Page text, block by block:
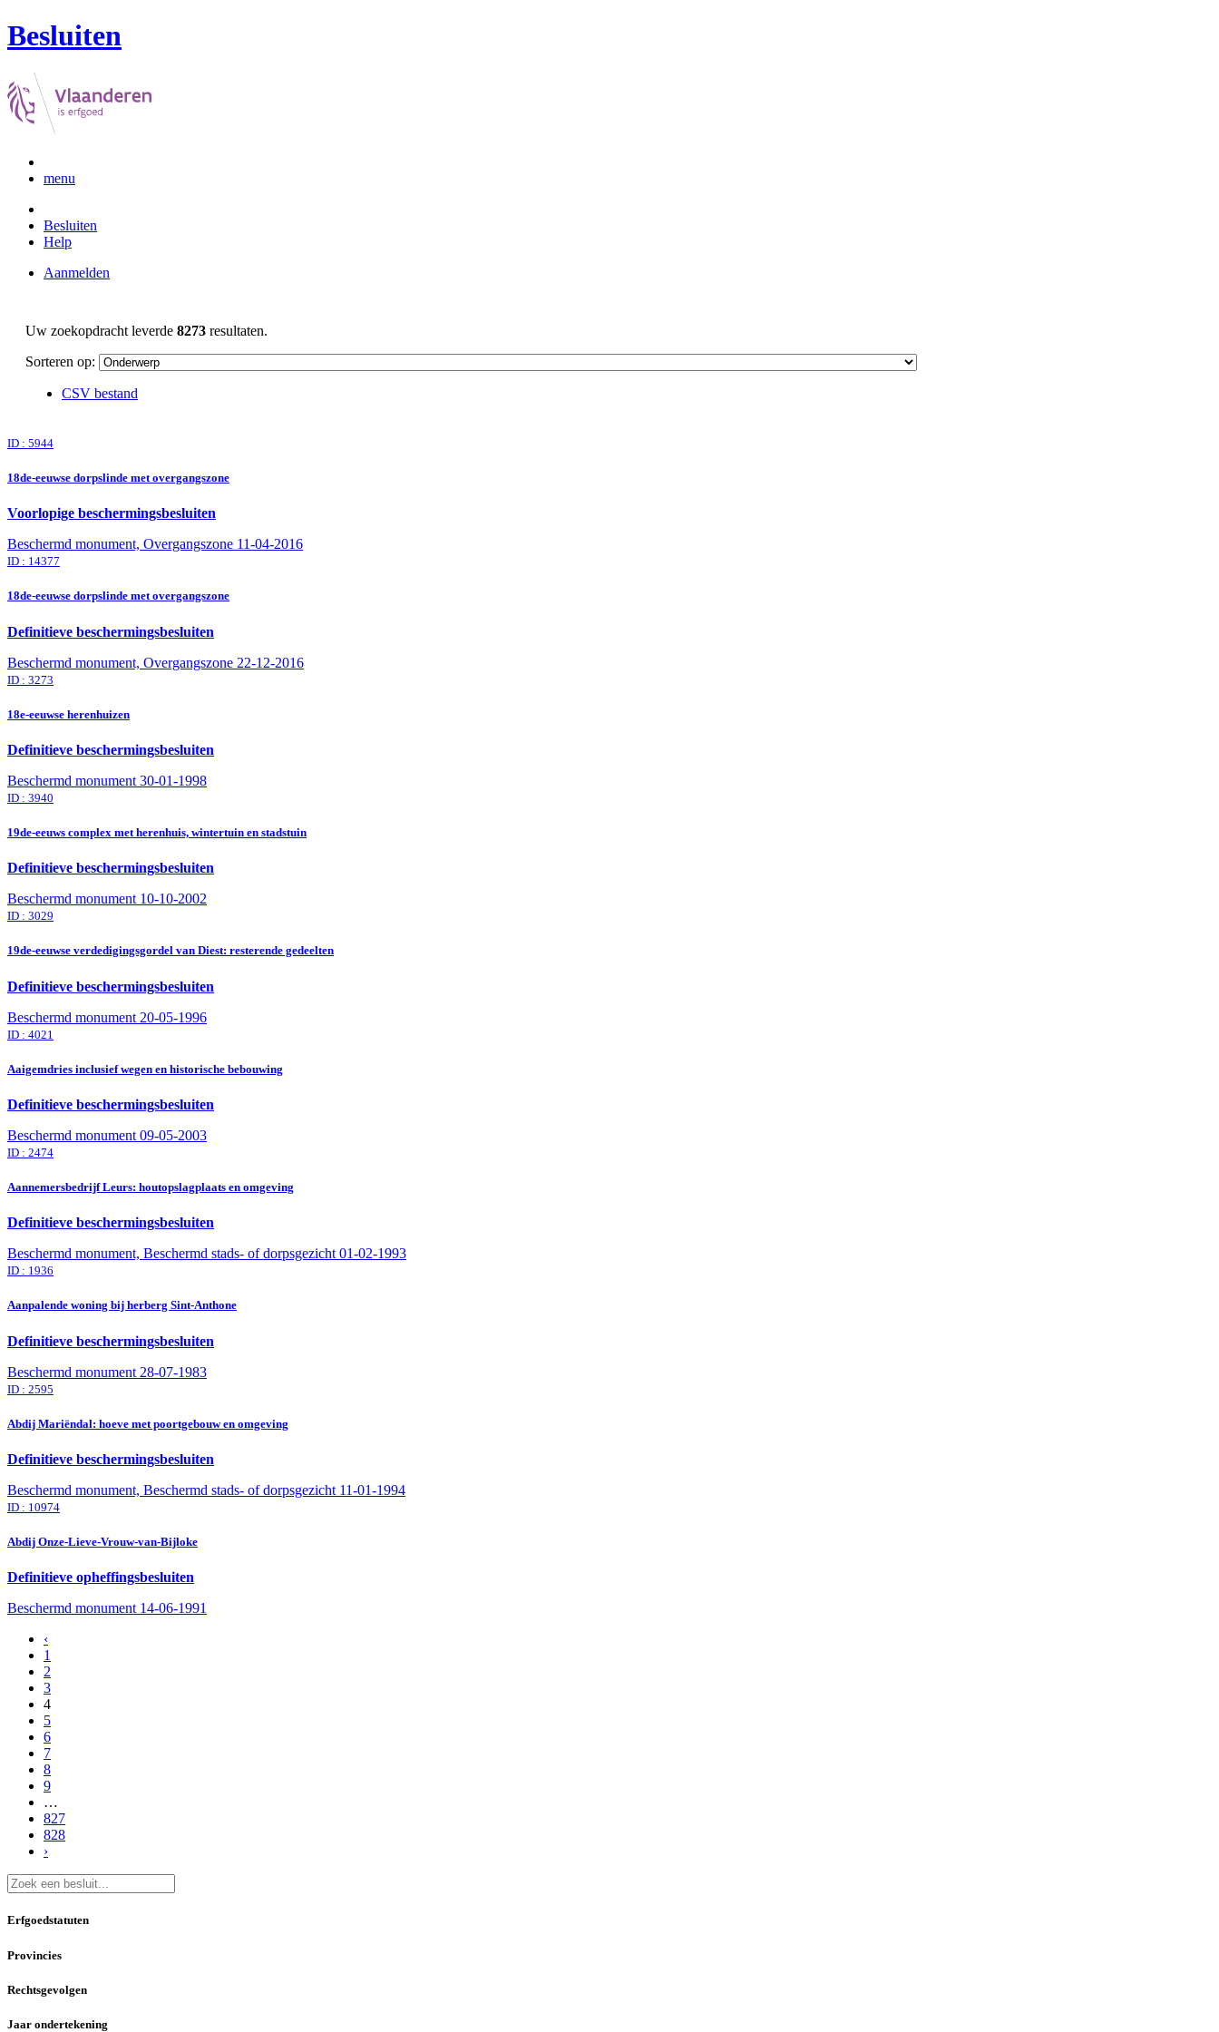
Besluiten
menu
Besluiten
Help
Aanmelden
Uw zoekopdracht leverde 8273 resultaten.
Sorteren op:
CSV bestand
ID : 5944
18de-eeuwse dorpslinde met overgangszone
Voorlopige beschermingsbesluiten
Beschermd monument, Overgangszone 11-04-2016
ID : 14377
18de-eeuwse dorpslinde met overgangszone
Definitieve beschermingsbesluiten
Beschermd monument, Overgangszone 22-12-2016
ID : 3273
18e-eeuwse herenhuizen
Definitieve beschermingsbesluiten
Beschermd monument 30-01-1998
ID : 3940
19de-eeuws complex met herenhuis, wintertuin en stadstuin
Definitieve beschermingsbesluiten
Beschermd monument 10-10-2002
ID : 3029
19de-eeuwse verdedigingsgordel van Diest: resterende gedeelten
Definitieve beschermingsbesluiten
Beschermd monument 20-05-1996
ID : 4021
Aaigemdries inclusief wegen en historische bebouwing
Definitieve beschermingsbesluiten
Beschermd monument 09-05-2003
ID : 2474
Aannemersbedrijf Leurs: houtopslagplaats en omgeving
Definitieve beschermingsbesluiten
Beschermd monument, Beschermd stads- of dorpsgezicht 01-02-1993
ID : 1936
Aanpalende woning bij herberg Sint-Anthone
Definitieve beschermingsbesluiten
Beschermd monument 28-07-1983
ID : 2595
Abdij Mariëndal: hoeve met poortgebouw en omgeving
Definitieve beschermingsbesluiten
Beschermd monument, Beschermd stads- of dorpsgezicht 11-01-1994
ID : 10974
Abdij Onze-Lieve-Vrouw-van-Bijloke
Definitieve opheffingsbesluiten
Beschermd monument 14-06-1991
‹
1
2
3
4
5
6
7
8
9
…
827
828
›
Erfgoedstatuten
Provincies
Rechtsgevolgen
Jaar ondertekening